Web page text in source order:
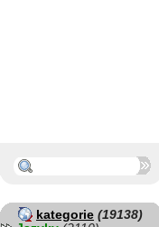
kategorie (19138)